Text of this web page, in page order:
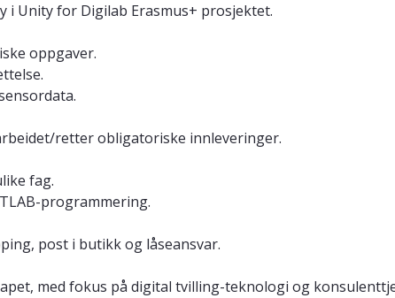
i Unity for Digilab Erasmus+ prosjektet.
oppgaver.
retter obligatoriske innleveringer.
fag.
programmering.
post i butikk og låseansvar.
med fokus på digital tvilling-teknologi og